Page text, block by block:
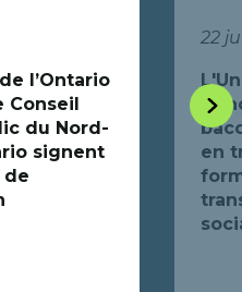
l’Ontario
Conseil
du Nord-
signent
de
22
en
Item